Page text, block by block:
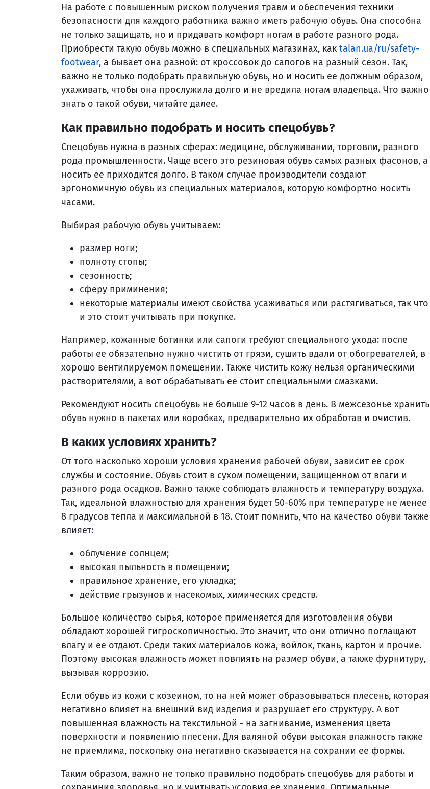
На работе с повышенным риском получения травм и обеспечения техники
безопасности для каждого работника важно иметь рабочую обувь. Она способна
не только защищать, но и придавать комфорт ногам в работе разного рода.
Приобрести такую обувь можно в специальных магазинах, как talan.ua/ru/safety-
footwear, а бывает она разной: от кроссовок до сапогов на разный сезон. Так,
важно не только подобрать правильную обувь, но и носить ее должным образом,
ухаживать, чтобы она прослужила долго и не вредила ногам владельца. Что важно
знать о такой обуви, читайте далее.
Как правильно подобрать и носить спецобувь?
Спецобувь нужна в разных сферах: медицине, обслуживании, торговли, разного
рода промышленности. Чаще всего это резиновая обувь самых разных фасонов, а
носить ее приходится долго. В таком случае производители создают
эргономичную обувь из специальных материалов, которую комфортно носить
часами.
Выбирая рабочую обувь учитываем:
размер ноги;
полноту стопы;
сезонность;
сферу приминения;
некоторые материалы имеют свойства усаживаться или растягиваться, так что
и это стоит учитывать при покупке.
Например, кожанные ботинки или сапоги требуют специального ухода: после
работы ее обязательно нужно чистить от грязи, сушить вдали от обогревателей, в
хорошо вентилируемом помещении. Также чистить кожу нельзя органическими
растворителями, а вот обрабатывать ее стоит специальными смазками.
Рекомендуют носить спецобувь не больше 9-12 часов в день. В межсезонье хранить
обувь нужно в пакетах или коробках, предварительно их обработав и очистив.
В каких условиях хранить?
От того насколько хороши условия хранения рабочей обуви, зависит ее срок
службы и состояние. Обувь стоит в сухом помещении, защищенном от влаги и
разного рода осадков. Важно также соблюдать влажность и температуру воздуха.
Так, идеальной влажностью для хранения будет 50-60% при температуре не менее
8 градусов тепла и максимальной в 18. Стоит помнить, что на качество обуви также
влияет:
облучение солнцем;
высокая пыльность в помещении;
правильное хранение, его укладка;
действие грызунов и насекомых, химических средств.
Большое количество сырья, которое применяется для изготовления обуви
обладают хорошей гигроскопичностью. Это значит, что они отлично поглащают
влагу и ее отдают. Среди таких материалов кожа, войлок, ткань, картон и прочие.
Поэтому высокая влажность может повлиять на размер обуви, а также фурнитуру,
вызывая коррозию.
Если обувь из кожи с козеином, то на ней может образовываться плесень, которая
негативно влияет на внешний вид изделия и разрушает его структуру. А вот
повышенная влажность на текстильной - на загнивание, изменения цвета
поверхности и появлению плесени. Для валяной обуви высокая влажность также
не приемлима, поскольку она негативно сказывается на сохрании ее формы.
Таким образом, важно не только правильно подобрать спецобувь для работы и